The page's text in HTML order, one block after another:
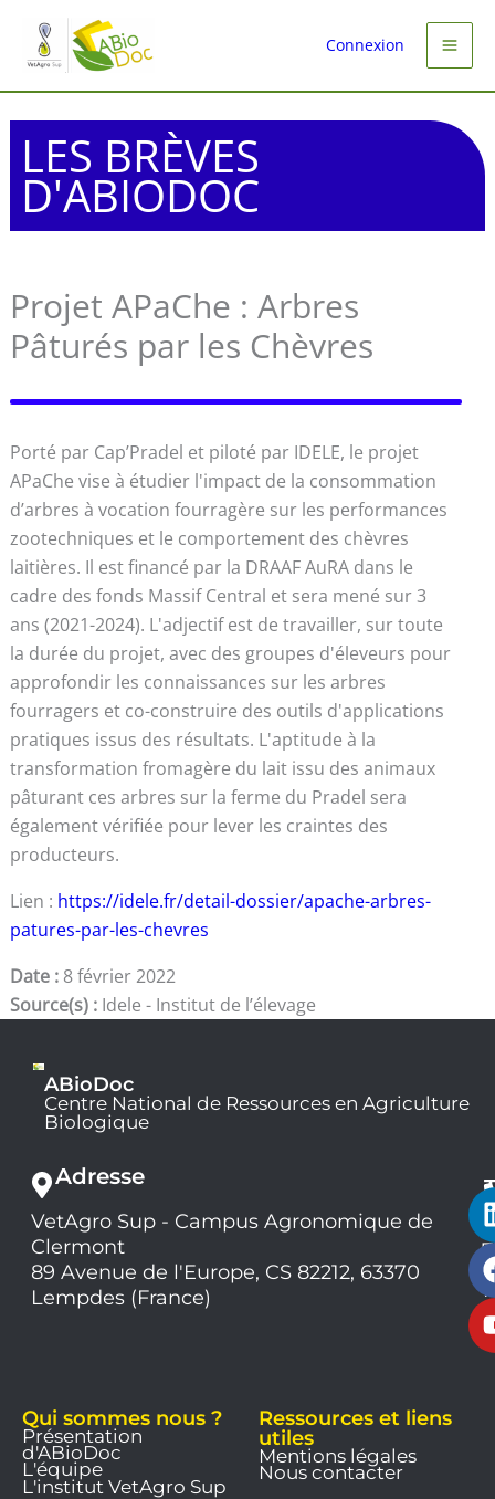
contenu
Connexion
LES BRÈVES
D'ABIODOC
Projet APaChe : Arbres
Pâturés par les Chèvres
Porté par Cap’Pradel et piloté par IDELE, le projet
APaChe vise à étudier l'impact de la consommation
d’arbres à vocation fourragère sur les performances
zootechniques et le comportement des chèvres
laitières. Il est financé par la DRAAF AuRA dans le
cadre des fonds Massif Central et sera mené sur 3
ans (2021-2024). L'adjectif est de travailler, sur toute
la durée du projet, avec des groupes d'éleveurs pour
approfondir les connaissances sur les arbres
fourragers et co-construire des outils d'applications
pratiques issus des résultats. L'aptitude à la
transformation fromagère du lait issu des animaux
pâturant ces arbres sur la ferme du Pradel sera
également vérifiée pour lever les craintes des
producteurs.
Lien : https://idele.fr/detail-dossier/apache-arbres-
patures-par-les-chevres
Date : 8 février 2022
Source(s) : Idele - Institut de l’élevage
ABioDoc
Centre National de Ressources en Agriculture
Biologique
Adresse
VetAgro Sup - Campus Agronomique de
Clermont
89 Avenue de l'Europe, CS 82212, 63370
Lempdes (France)
Qui sommes nous ?
Présentation
d'ABioDoc
L'équipe
L'institut VetAgro Sup
Ressources et liens
utiles
Mentions légales
Nous contacter